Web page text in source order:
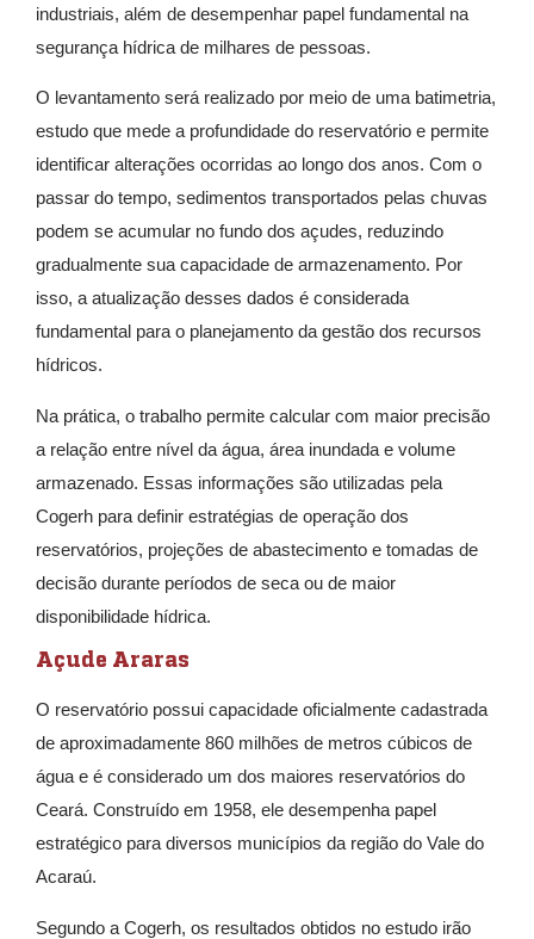
industriais, além de desempenhar papel fundamental na
segurança hídrica de milhares de pessoas.
O levantamento será realizado por meio de uma batimetria,
estudo que mede a profundidade do reservatório e permite
identificar alterações ocorridas ao longo dos anos. Com o
passar do tempo, sedimentos transportados pelas chuvas
podem se acumular no fundo dos açudes, reduzindo
gradualmente sua capacidade de armazenamento. Por
isso, a atualização desses dados é considerada
fundamental para o planejamento da gestão dos recursos
hídricos.
Na prática, o trabalho permite calcular com maior precisão
a relação entre nível da água, área inundada e volume
armazenado. Essas informações são utilizadas pela
Cogerh para definir estratégias de operação dos
reservatórios, projeções de abastecimento e tomadas de
decisão durante períodos de seca ou de maior
disponibilidade hídrica.
Açude Araras
O reservatório possui capacidade oficialmente cadastrada
de aproximadamente 860 milhões de metros cúbicos de
água e é considerado um dos maiores reservatórios do
Ceará. Construído em 1958, ele desempenha papel
estratégico para diversos municípios da região do Vale do
Acaraú.
Segundo a Cogerh, os resultados obtidos no estudo irão